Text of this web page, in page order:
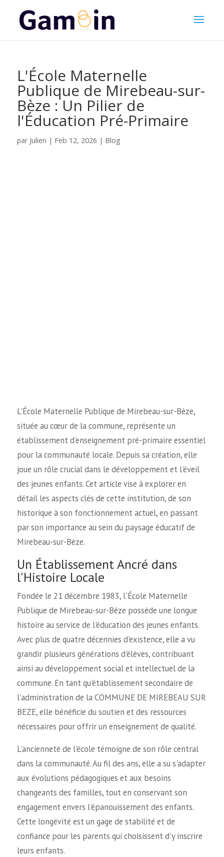
L'École Maternelle
Publique de Mirebeau-sur-
Bèze : Un Pilier de
l'Éducation Pré-Primaire
par Julien | Feb 12, 2026 | Blog
L'École Maternelle Publique de Mirebeau-sur-Bèze,
située au cœur de la commune, représente un
établissement d'enseignement pré-primaire essentiel
pour la communauté locale. Depuis sa création, elle
joue un rôle crucial dans le développement et l'éveil
des jeunes enfants. Cet article vise à explorer en
détail les aspects clés de cette institution, de son
historique à son fonctionnement actuel, en passant
par son importance au sein du paysage éducatif de
Mirebeau-sur-Bèze.
Un Établissement Ancré dans
l'Histoire Locale
Fondée le 21 décembre 1983, l'École Maternelle
Publique de Mirebeau-sur-Bèze possède une longue
histoire au service de l'éducation des jeunes enfants.
Avec plus de quatre décennies d'existence, elle a vu
grandir plusieurs générations d'élèves, contribuant
ainsi au développement social et intellectuel de la
commune. En tant qu'établissement secondaire de
l'administration de la COMMUNE DE MIREBEAU SUR
BEZE, elle bénéficie du soutien et des ressources
nécessaires pour offrir un enseignement de qualité.
L'ancienneté de l'école témoigne de son rôle central
dans la communauté. Au fil des ans, elle a su s'adapter
aux évolutions pédagogiques et aux besoins
changeants des familles, tout en conservant son
engagement envers l'épanouissement des enfants.
Cette longévité est un gage de stabilité et de
confiance pour les parents qui choisissent d'y inscrire
leurs enfants.